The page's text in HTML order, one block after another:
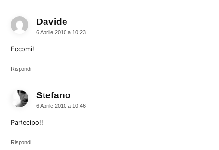
Davide
6 Aprile 2010 a 10:23
Eccomi!
Rispondi
Stefano
6 Aprile 2010 a 10:46
Partecipo!!
Rispondi